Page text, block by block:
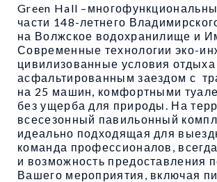
Green Hall
части 148-летнего
на Волжское водохранилище и
Современные технологии эко-
цивилизованные условия
асфальтированным заездом с
на 25 машин, комфортными
без ущерба для природы. На
всесезонный павильонный
идеально подходящая для
команда профессионалов,
и возможность предоставления
Вашего мероприятия, включая